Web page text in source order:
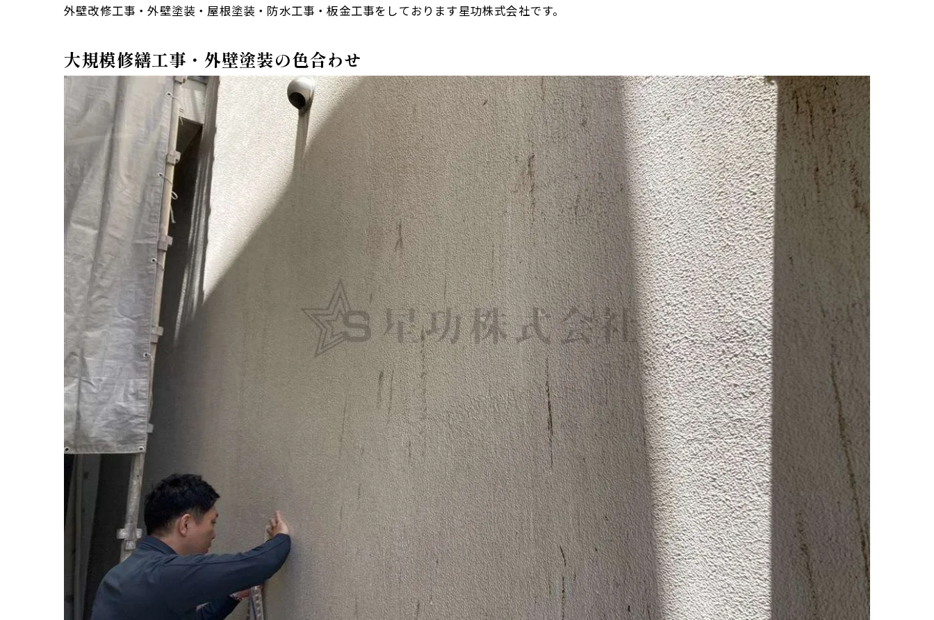
外壁改修工事・外壁塗装・屋根塗装・防水工事・板金工事をしております星功株式会社です。
大規模修繕工事・外壁塗装の色合わせ